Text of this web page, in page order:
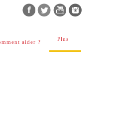
aider ? Plus